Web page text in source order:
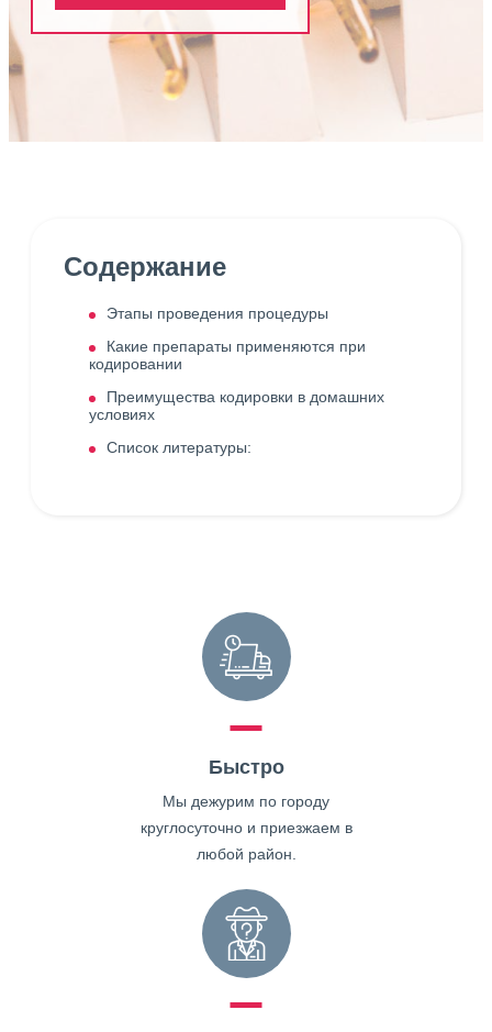
Содержание
Этапы проведения процедуры
Какие препараты применяются при
кодировании
Преимущества кодировки в домашних
условиях
Список литературы:
Быстро
Мы дежурим по городу
круглосуточно и приезжаем в
любой район.